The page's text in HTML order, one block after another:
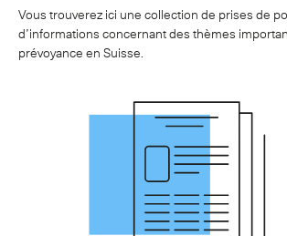
Prestations
Affiliation
Salle de presse
Vous trouverez ici une collection de prises de
d’informations concernant des thèmes
prévoyance en Suisse.